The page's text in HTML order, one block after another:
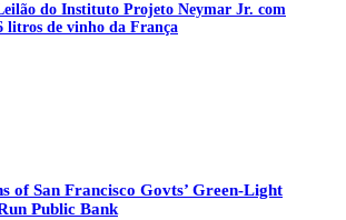
do Instituto Projeto Neymar Jr. com
litros de vinho da França
of San Francisco Govts’ Green-Light
Public Bank